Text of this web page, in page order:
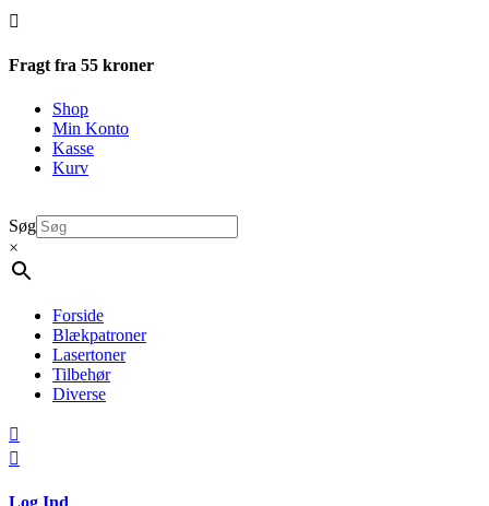

Fragt fra 55 kroner
Shop
Min Konto
Kasse
Kurv
Søg
×
Forside
Blækpatroner
Lasertoner
Tilbehør
Diverse


Log Ind